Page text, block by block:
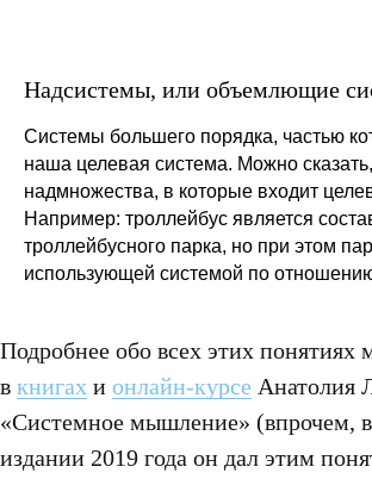
Надсистемы, или объемлющие
Системы большего порядка, частью
наша целевая система. Можно
надмножества, в которые входит
Например: троллейбус является
троллейбусного парка, но при этом
использующей системой по
Подробнее обо всех этих понятиях
в книгах и онлайн-курсе Анатолия
«Системное мышление» (впрочем,
издании 2019 года он дал этим